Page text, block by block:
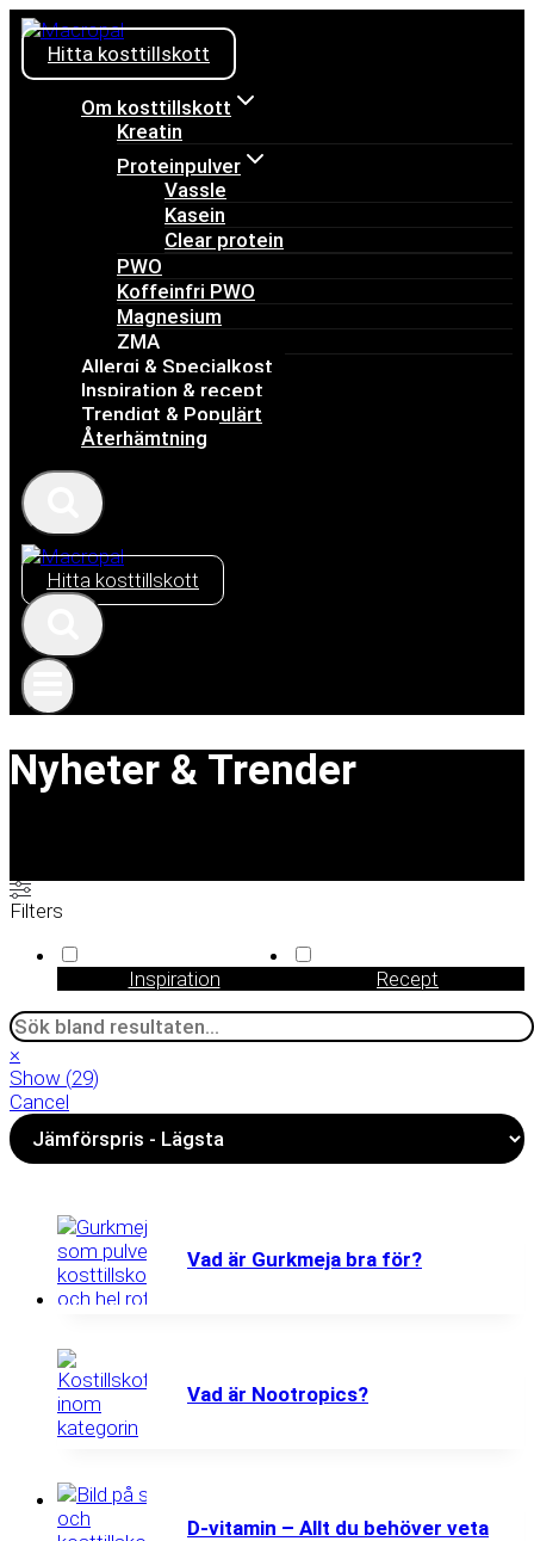
Skip
to
content
Hitta kosttillskott
Om kosttillskott
Kreatin
Proteinpulver
Vassle
Kasein
Clear protein
PWO
Koffeinfri PWO
Magnesium
ZMA
Allergi & Specialkost
Inspiration & recept
Trendigt & Populärt
Återhämtning
Hitta kosttillskott
Nyheter & Trender
Vad är Gurkmeja bra för?
Vad är Nootropics?
D-vitamin – Allt du behöver veta
Filters
Inspiration
Recept
Search
×
Show (29)
Cancel